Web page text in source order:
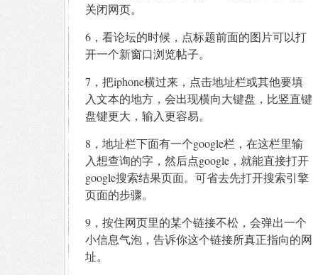
关闭网页。
6，看论坛的时候，点标题前面的图片可以打
开一个新窗口浏览帖子。
7，把iphone横过来，点击地址栏或其他要填
入文本的地方，会出现横向大键盘，比竖直键
盘键更大，输入更容易。
8，地址栏下面有一个google栏，在这栏里输
入想查询的字，然后点google，就能直接打开
google搜索结果页面。可省去先打开搜索引擎
页面的步骤。
9，按住网页里的某个链接不松，会弹出一个
小信息气泡，告诉你这个链接所真正指向的网
址。